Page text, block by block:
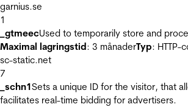
garnius.se
1
_gtmeecUsed to temporarily store and
Maximal lagringstid: 3 månaderTyp: HTTP-
sc-static.net
7
_schn1Sets a unique ID for the visitor, that
facilitates real-time bidding for advertisers.